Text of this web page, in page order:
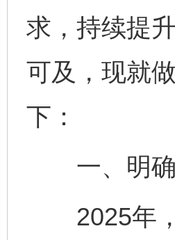
求，持续提
可及，现就
下：
一、明确
2025年，